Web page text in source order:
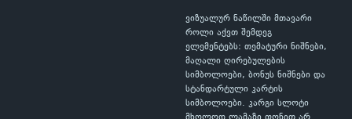
ვიზუალურ ნაწილში მთავარი
როლი აქვთ შემდეგ
ელემენტებს: თემატური ნიშნები,
მაღალი ღირებულების
სიმბოლოები, ბონუს ნიშნები და
სტანდარტული კარტის
სიმბოლოები. კარგი სლოტი